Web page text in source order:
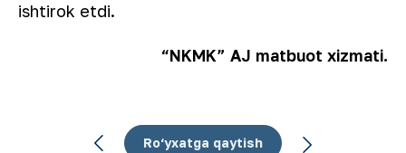
ishtirok etdi.
“NKMK” AJ matbuot xizmati.
Ro‘yxatga qaytish